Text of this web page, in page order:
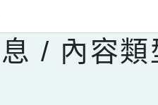
/ 內容類